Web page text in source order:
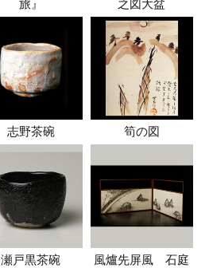
旅』 之図大盆
志野茶碗 筍の図
瀬戸黒茶碗
風爐先屏風 石庭